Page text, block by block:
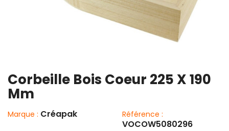
Corbeille Bois Coeur 225 X 190
Mm
Marque : Créapak Référence :
VOCOW5080296